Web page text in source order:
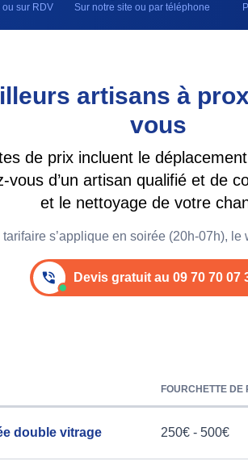
ou sur RDV Sur notre site ou par téléphone
artisans à
vous
de prix incluent le
vous d’un artisan qualifié et de
et le nettoyage de votre
s’applique en soirée (20h-07h), le
Devis gratuit au 09 70 70 07
FOURCHETTE DE
double vitrage 250€ - 500€